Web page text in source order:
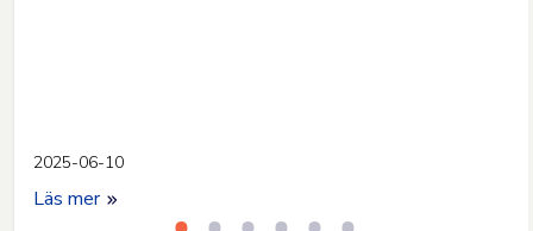
2025-06-10
Läs mer